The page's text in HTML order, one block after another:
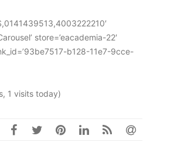
store=’eacademia-22′
b128-11e7-9cce-
1 visits today)